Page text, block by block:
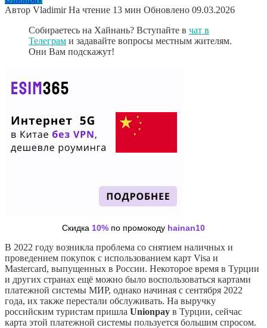
Автор Vladimir На чтение 13 мин Обновлено 09.03.2026
Собираетесь на Хайнань? Вступайте в чат в
Телеграм и задавайте вопросы местным жителям.
Они Вам подскажут!
Скидка 10% по промокоду hainan10
В 2022 году возникла проблема со снятием наличных и
проведением покупок с использованием карт Visa и
Mastercard, выпущенных в России. Некоторое время в Турции
и других странах ещё можно было воспользоваться картами
платежной системы МИР, однако начиная с сентября 2022
года, их также перестали обслуживать. На выручку
российским туристам пришла Unionpay в Турции, сейчас
карта этой платежной системы пользуется большим спросом.